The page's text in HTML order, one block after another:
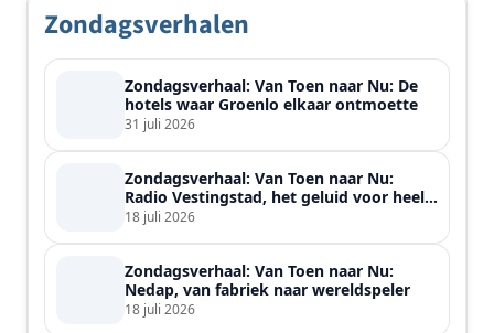
Zondagsverhalen
Zondagsverhaal: Van Toen naar Nu: De
hotels waar Groenlo elkaar ontmoette
31 juli 2026
Zondagsverhaal: Van Toen naar Nu:
Radio Vestingstad, het geluid voor heel
de streek
18 juli 2026
Zondagsverhaal: Van Toen naar Nu:
Nedap, van fabriek naar wereldspeler
18 juli 2026